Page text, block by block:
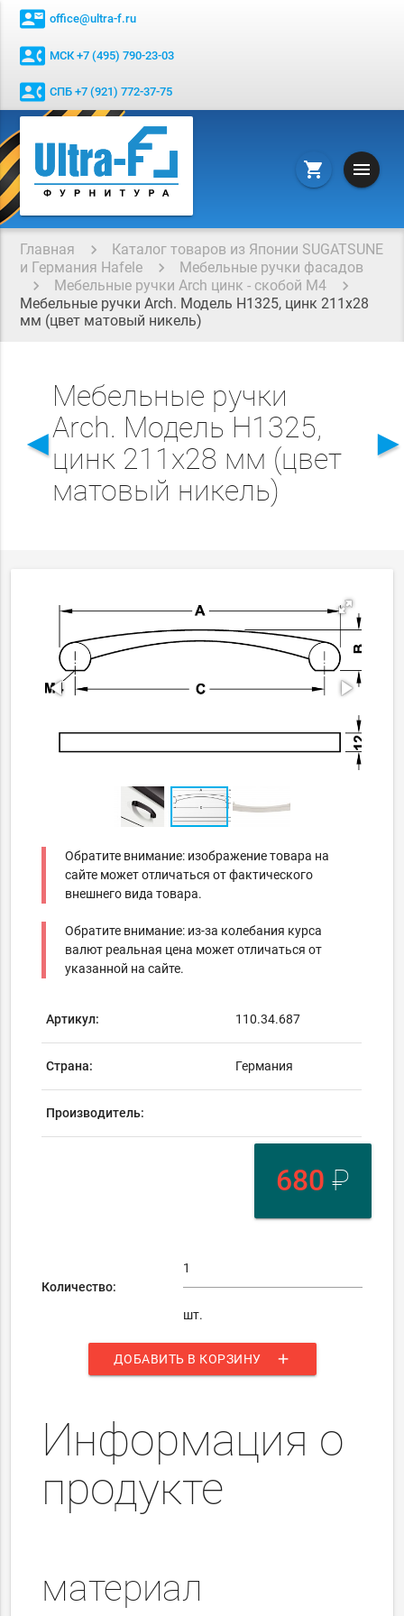
contact_mail office@ultra-f.ru
contact_phone МСК +7 (495) 790-23-03
contact_phone СПБ +7 (921) 772-37-75
shopping_cart menu
Главная
Каталог товаров из Японии SUGATSUNE
и Германия Hafele
Мебельные ручки фасадов
Мебельные ручки Arch цинк - скобой М4
Мебельные ручки Arch. Модель H1325, цинк 211x28
мм (цвет матовый никель)
◄
Мебельные ручки
Arch. Модель H1325,
цинк 211x28 мм (цвет
матовый никель)
Обратите внимание: изображение товара на
сайте может отличаться от фактического
внешнего вида товара.
Обратите внимание: из-за колебания курса
валют реальная цена может отличаться от
указанной на сайте.
Артикул: 110.34.687
Страна: Германия
Производитель:
680 ₽
Количество:
шт.
ДОБАВИТЬ В КОРЗИНУ add
Информация о
продукте
материал